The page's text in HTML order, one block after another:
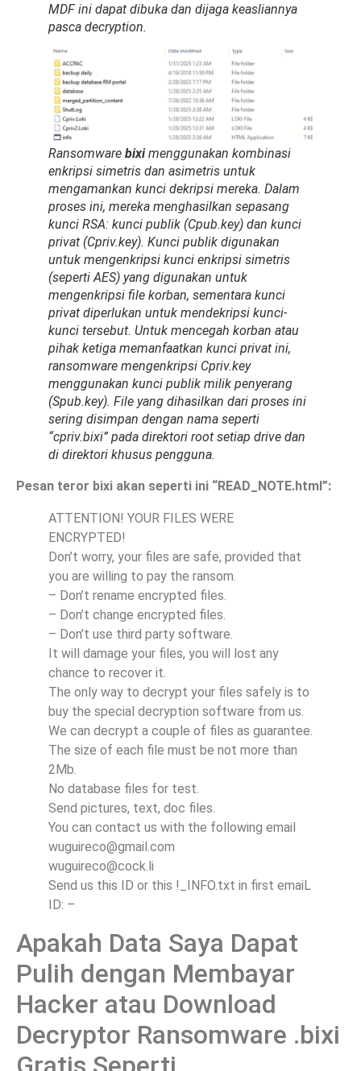
MDF ini dapat dibuka dan dijaga keasliannya
pasca decryption.
Ransomware biximenggunakan kombinasi
enkripsi simetris dan asimetris untuk
mengamankan kunci dekripsi mereka. Dalam
proses ini, mereka menghasilkan sepasang
kunci RSA: kunci publik (Cpub.key) dan kunci
privat (Cpriv.key). Kunci publik digunakan
untuk mengenkripsi kunci enkripsi simetris
(seperti AES) yang digunakan untuk
mengenkripsi file korban, sementara kunci
privat diperlukan untuk mendekripsi kunci-
kunci tersebut. Untuk mencegah korban atau
pihak ketiga memanfaatkan kunci privat ini,
ransomware mengenkripsi Cpriv.key
menggunakan kunci publik milik penyerang
(Spub.key). File yang dihasilkan dari proses ini
sering disimpan dengan nama seperti
“cpriv.bixi” pada direktori root setiap drive dan
di direktori khusus pengguna.
Pesan teror bixi akan seperti ini “READ_NOTE.html”:
ATTENTION! YOUR FILES WERE
ENCRYPTED!
Don’t worry, your files are safe, provided that
you are willing to pay the ransom.
– Don’t rename encrypted files.
– Don’t change encrypted files.
– Don’t use third party software.
It will damage your files, you will lost any
chance to recover it.
The only way to decrypt your files safely is to
buy the special decryption software from us.
We can decrypt a couple of files as guarantee.
The size of each file must be not more than
2Mb.
No database files for test.
Send pictures, text, doc files.
You can contact us with the following email
wuguireco@gmail.com
wuguireco@cock.li
Send us this ID or this !_INFO.txt in first emaiL
ID: –
Apakah Data Saya Dapat
Pulih dengan Membayar
Hacker atau Download
Decryptor Ransomware .bixi